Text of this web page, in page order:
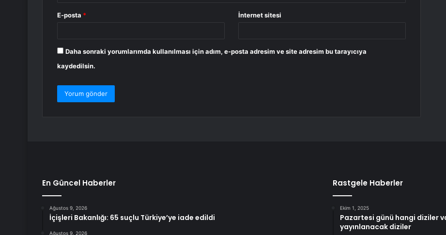
E-posta * İnternet sitesi
Daha sonraki yorumlarımda kullanılması için adım, e-posta adresim ve site adresim bu tarayıcıya
kaydedilsin.
En Güncel Haberler
Ağustos 9, 2026
İçişleri Bakanlığı: 65 suçlu Türkiye’ye iade edildi
Ağustos 9, 2026
Rastgele Haberler
Ekim 1, 2025
Pazartesi günü hangi diziler
yayınlanacak diziler